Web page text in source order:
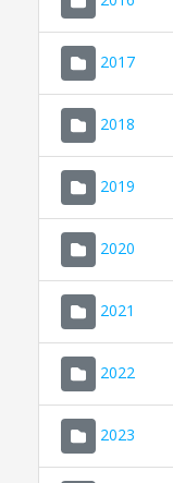
2017
2018
2019
2020
2021
2022
2023